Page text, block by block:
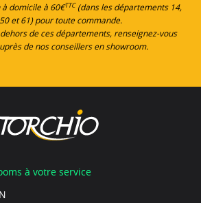
domicile à 60€TTC(dans les départements 14,
et 61) pour toute commande.
de ces départements, renseignez-vous
de nos conseillers en showroom.
à votre service